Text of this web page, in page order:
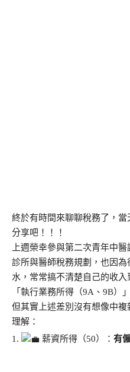
終於有時間來聊聊稅務了，
分享吧！！！
上週榮幸參與第二次青年中
診所與醫師稅務規劃，也因
水，常常搞不清楚自己的收
「執行業務所得（9A、9B）
但其實上述差別沒有想像中
理解：
1.
薪資所得（50）： 有